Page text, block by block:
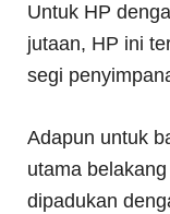
Untuk HP
jutaan, HP ini
segi
Adapun untuk
utama
dipadukan